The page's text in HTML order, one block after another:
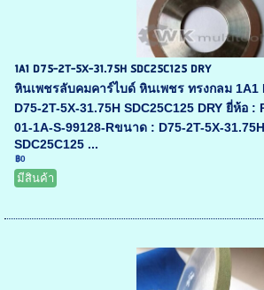
1A1 D75-2T-5X-31.75H SDC25C125 DRY
หินเพชรลับคมคาร์ไบด์ หินเพชร ทรงกลม 1A1
D75-2T-5X-31.75H SDC25C125 DRY ยี่ห้อ
01-1A-S-99128-Rขนาด : D75-2T-5X-
SDC25C125 ...
฿0
มีสินค้า